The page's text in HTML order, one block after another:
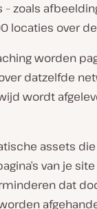
zoals
locaties over
worden
datzelfde
wordt
assets die
van je
dat